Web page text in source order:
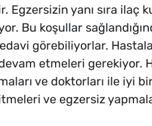
yanı sıra ilaç
Bu koşullar
görebiliyorlar.
etmeleri gerekiyor.
ve doktorları ile iyi
ve egzersiz